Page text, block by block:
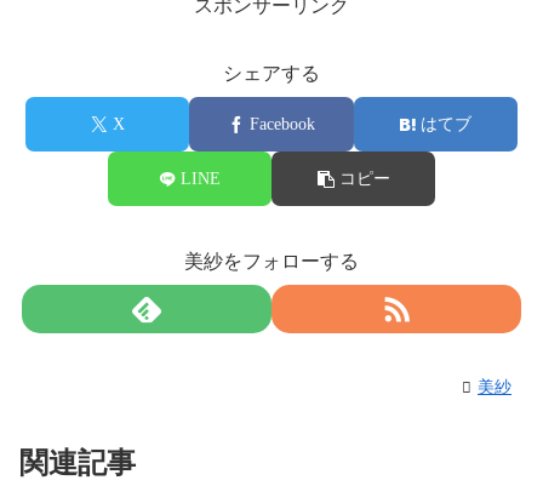
スポンサーリンク
シェアする
X Facebook はてブ
LINE コピー
美紗をフォローする
美紗
関連記事